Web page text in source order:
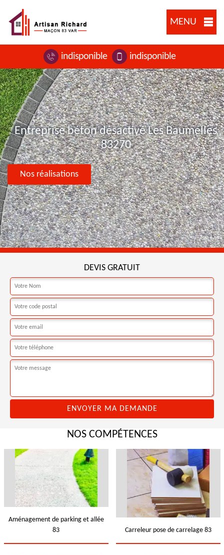
MENU
indisponible indisponible
Entreprise béton désactivé Les Baumelles
83270
Nos réalisations
DEVIS GRATUIT
NOS COMPÉTENCES
Aménagement de parking et allée
83
Carreleur pose de carrelage 83